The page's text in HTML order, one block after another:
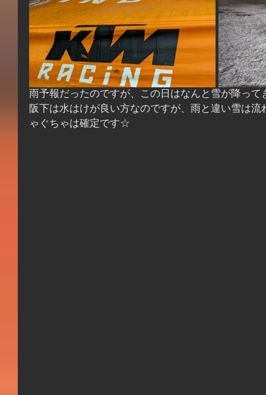
雨予報だったのですが、この日はなんと雪が降って
阪下は水はけが良い方なのですが、雨と違い雪は
ゃぐちゃは確定です☆